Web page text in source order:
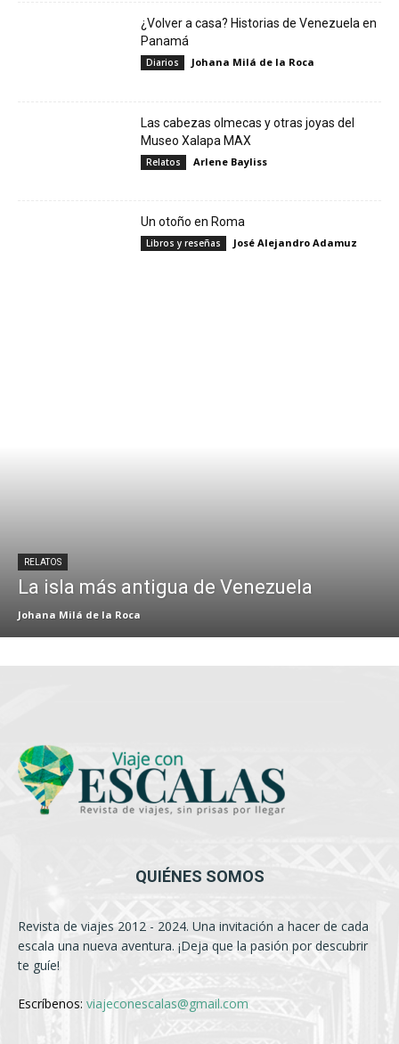
¿Volver a casa? Historias de Venezuela en
Panamá
Diarios Johana Milá de la Roca
Las cabezas olmecas y otras joyas del
Museo Xalapa MAX
Relatos Arlene Bayliss
Un otoño en Roma
Libros y reseñas José Alejandro Adamuz
RELATOS
La isla más antigua de Venezuela
Johana Milá de la Roca
QUIÉNES SOMOS
Revista de viajes 2012 - 2024. Una invitación a hacer de cada
escala una nueva aventura. ¡Deja que la pasión por descubrir
te guíe!
Escríbenos: viajeconescalas@gmail.com